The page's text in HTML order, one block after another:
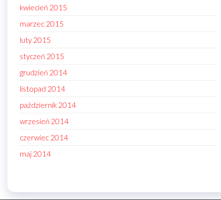
kwiecień 2015
marzec 2015
luty 2015
styczeń 2015
grudzień 2014
listopad 2014
październik 2014
wrzesień 2014
czerwiec 2014
maj 2014